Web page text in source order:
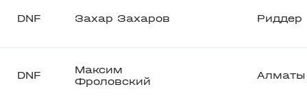
DNF Захар Захаров Риддер
DNF
Максим
Фроловский
Алматы